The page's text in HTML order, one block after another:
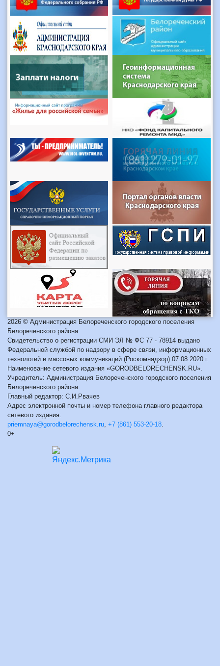
2026 © Администрация Белореченского городского поселения
Белореченского района.
Свидетельство о регистрации СМИ ЭЛ № ФС 77 - 78914 выдано
Федеральной службой по надзору в сфере связи, информационных
технологий и массовых коммуникаций (Роскомнадзор) 07.08.2020 г.
Наименование сетевого издания «GORODBELORECHENSK.RU».
Учредитель: Администрация Белореченского городского поселения
Белореченского района.
Главный редактор: С.И.Рвачев
Адрес электронной почты и номер телефона главного редактора
сетевого издания:
priemnaya@gorodbelorechensk.ru +7 (861) 553-20-18
0+